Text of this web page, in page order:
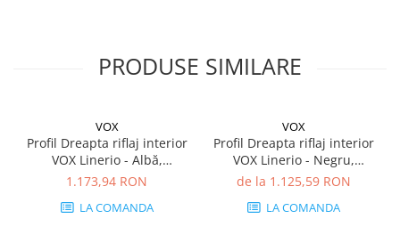
PRODUSE SIMILARE
VOX
Profil Dreapta riflaj interior
VOX Linerio - Albă,
2650×26×12 mm, Polistiren
(35 bucăți)
1.173,94 RON
LA COMANDA
VOX
Profil Dreapta riflaj interior
VOX Linerio - Negru,
2650×21.5×21 mm,
mp/cutie (24 bucăți)
de la 1.125,59 RON
LA COMANDA